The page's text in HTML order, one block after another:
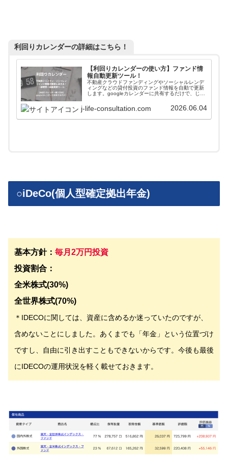
利回りカレンダーの詳細はこちら！
【利回りカレンダーの使い方】ファンド情
報自動更新ツール！
不動産クラウドファンディングやソーシャルレンデ
ィングなどの貸付投資のファンド情報を自動で更新
します。googleカレンダーに共有するだけで、じぇ
自動更新されます。使い方や導入方法を解説してい
ます。
j-life-consultation.com 2026.06.04
○iDeCo(個人型確定拠出年金)
基本方針： 毎月2万円投資
投資割合：
全米株式(30%)
全世界株式(70%)
＊IDECOに関しては、資産に含めるか迷っていたのですが、
含めないことにしました。あくまでも「年金」という位置づけ
ですし、自由に引き出すこともできないからです。今後も最後
にIDECOの運用状況を軽く載せておきます。